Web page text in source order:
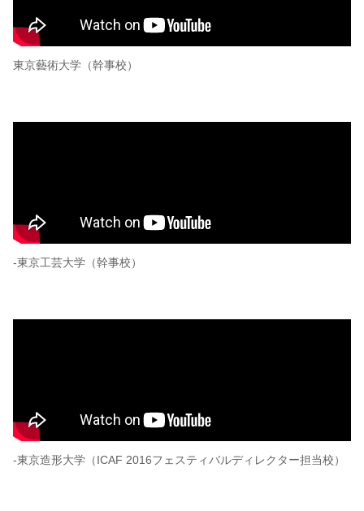
東京藝術大学（幹事校）
-東京工芸大学（幹事校）
-東京造形大学（ICAF 2016フェスティバルディレクター担当校）